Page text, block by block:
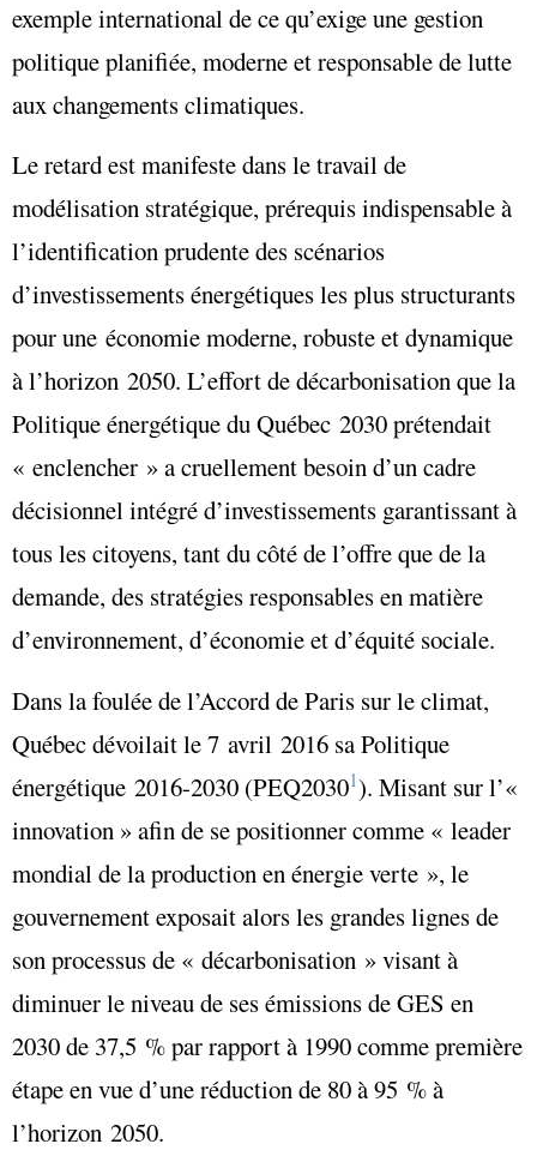
exemple international de ce qu’exige une gestion
politique planifiée, moderne et responsable de lutte
aux changements climatiques.
Le retard est manifeste dans le travail de
modélisation stratégique, prérequis indispensable à
l’identification prudente des scénarios
d’investissements énergétiques les plus structurants
pour une économie moderne, robuste et dynamique
à l’horizon 2050. L’effort de décarbonisation que la
Politique énergétique du Québec 2030 prétendait
« enclencher » a cruellement besoin d’un cadre
décisionnel intégré d’investissements garantissant à
tous les citoyens, tant du côté de l’offre que de la
demande, des stratégies responsables en matière
d’environnement, d’économie et d’équité sociale.
Dans la foulée de l’Accord de Paris sur le climat,
Québec dévoilait le 7 avril 2016 sa Politique
énergétique 2016-2030 (PEQ20301). Misant sur l’«
innovation » afin de se positionner comme « leader
mondial de la production en énergie verte », le
gouvernement exposait alors les grandes lignes de
son processus de « décarbonisation »visant à
diminuer le niveau de ses émissions de GES en
2030 de 37,5 % par rapport à 1990 comme première
étape en vue d’une réduction de 80 à 95 % à
l’horizon 2050.